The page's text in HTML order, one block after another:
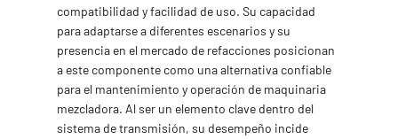
compatibilidad y facilidad de uso. Su capacidad
para adaptarse a diferentes escenarios y su
presencia en el mercado de refacciones posicionan
a este componente como una alternativa confiable
para el mantenimiento y operación de maquinaria
mezcladora. Al ser un elemento clave dentro del
sistema de transmisión, su desempeño incide